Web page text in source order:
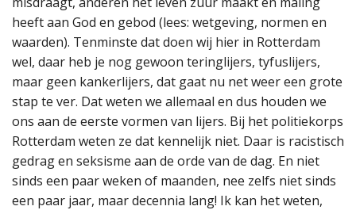
heeft aan God en gebod (lees: wetgeving, normen en
waarden). Tenminste dat doen wij hier in Rotterdam
wel, daar heb je nog gewoon teringlijers, tyfuslijers,
maar geen kankerlijers, dat gaat nu net weer een grote
stap te ver. Dat weten we allemaal en dus houden we
ons aan de eerste vormen van lijers. Bij het politiekorps
Rotterdam weten ze dat kennelijk niet. Daar is racistisch
gedrag en seksisme aan de orde van de dag. En niet
sinds een paar weken of maanden, nee zelfs niet sinds
een paar jaar, maar decennia lang! Ik kan het weten,